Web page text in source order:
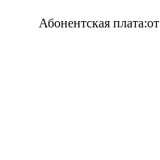
Абонентская плата:от